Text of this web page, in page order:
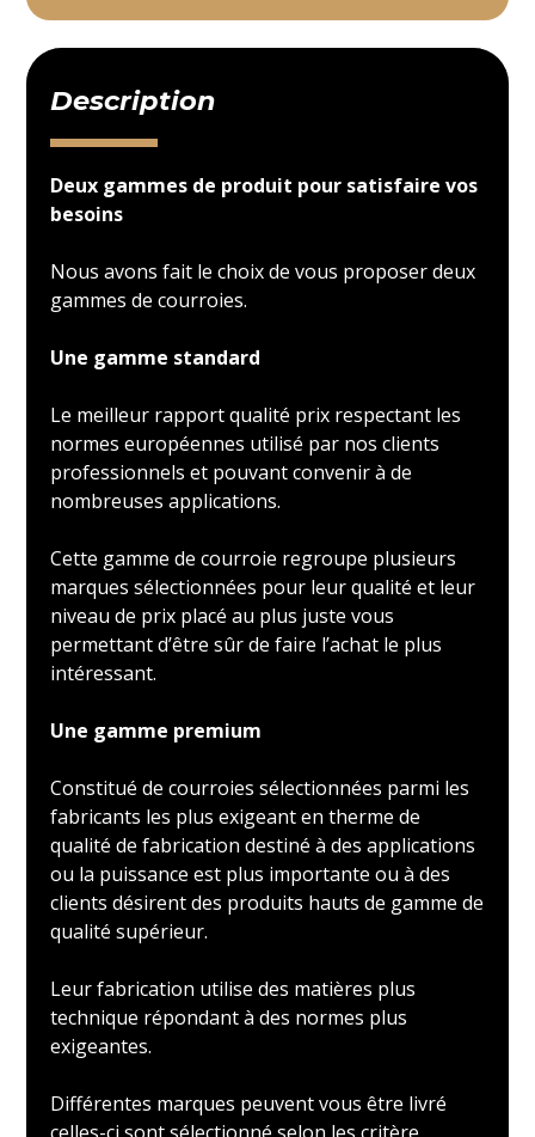
Description
Deux gammes de produit pour satisfaire vos
besoins
Nous avons fait le choix de vous proposer deux
gammes de courroies.
Une gamme standard
Le meilleur rapport qualité prix respectant les
normes européennes utilisé par nos clients
professionnels et pouvant convenir à de
nombreuses applications.
Cette gamme de courroie regroupe plusieurs
marques sélectionnées pour leur qualité et leur
niveau de prix placé au plus juste vous
permettant d’être sûr de faire l’achat le plus
intéressant.
Une gamme premium
Constitué de courroies sélectionnées parmi les
fabricants les plus exigeant en therme de
qualité de fabrication destiné à des applications
ou la puissance est plus importante ou à des
clients désirent des produits hauts de gamme de
qualité supérieur.
Leur fabrication utilise des matières plus
technique répondant à des normes plus
exigeantes.
Différentes marques peuvent vous être livré